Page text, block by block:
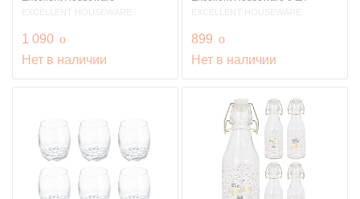
EXCELLENT HOUSEWARE
1 090 руб.
o
Нет в наличии
EXCELLENT HOUSEWARE
899 руб.
o
Нет в наличии